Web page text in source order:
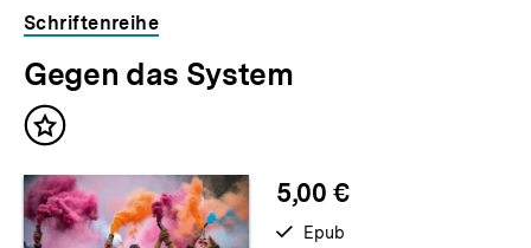
Schriftenreihe
Gegen das System
Inhalt
5,00 €
verfügbar
Epub